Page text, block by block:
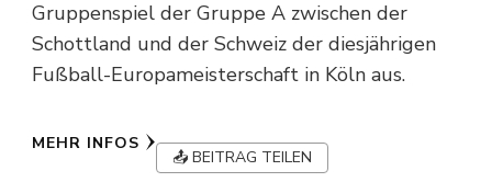
Gruppenspiel der Gruppe A zwischen der
Schottland und der Schweiz der diesjährigen
Fußball-Europameisterschaft in Köln aus.
MEHR INFOS
📤 BEITRAG TEILEN